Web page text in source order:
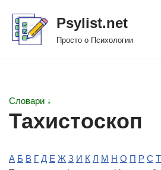
Перейти
Psylist.net
Просто о Психологии
Словари ↓
Тахистоскоп
А Б В Г Д Е Ж З И К Л М Н О П Р С Т